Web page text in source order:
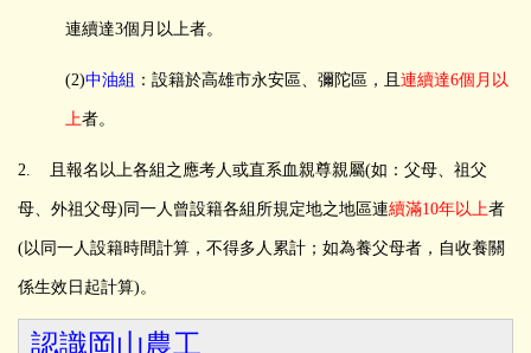
連續達3個月以上者。
(2)中油組 ：設籍於高雄市永安區、彌陀區，且 連續達6個月以
上者。
2. 且報名以上各組之應考人或直系血親尊親屬(如：父母、祖父
母、外祖父母)同一人曾設籍各組所規定地之地區連續滿10年以上者
(以同一人設籍時間計算，不得多人累計；如為養父母者，自收養關
係生效日起計算)。
認識岡山農工